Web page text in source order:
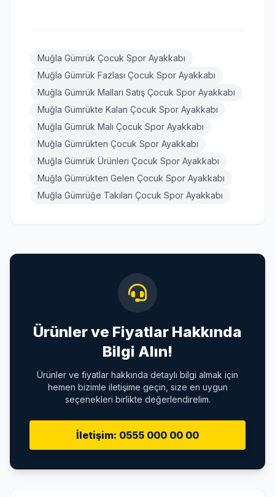
Muğla Gümrük Çocuk Spor Ayakkabı
Muğla Gümrük Fazlası Çocuk Spor Ayakkabı
Muğla Gümrük Malları Satış Çocuk Spor Ayakkabı
Muğla Gümrükte Kalan Çocuk Spor Ayakkabı
Muğla Gümrük Malı Çocuk Spor Ayakkabı
Muğla Gümrükten Çocuk Spor Ayakkabı
Muğla Gümrük Ürünleri Çocuk Spor Ayakkabı
Muğla Gümrükten Gelen Çocuk Spor Ayakkabı
Muğla Gümrüğe Takılan Çocuk Spor Ayakkabı
Ürünler ve Fiyatlar Hakkında
Bilgi Alın!
Ürünler ve fiyatlar hakkında detaylı bilgi almak için
hemen bizimle iletişime geçin, size en uygun
seçenekleri birlikte değerlendirelim.
İletişim: 0555 000 00 00